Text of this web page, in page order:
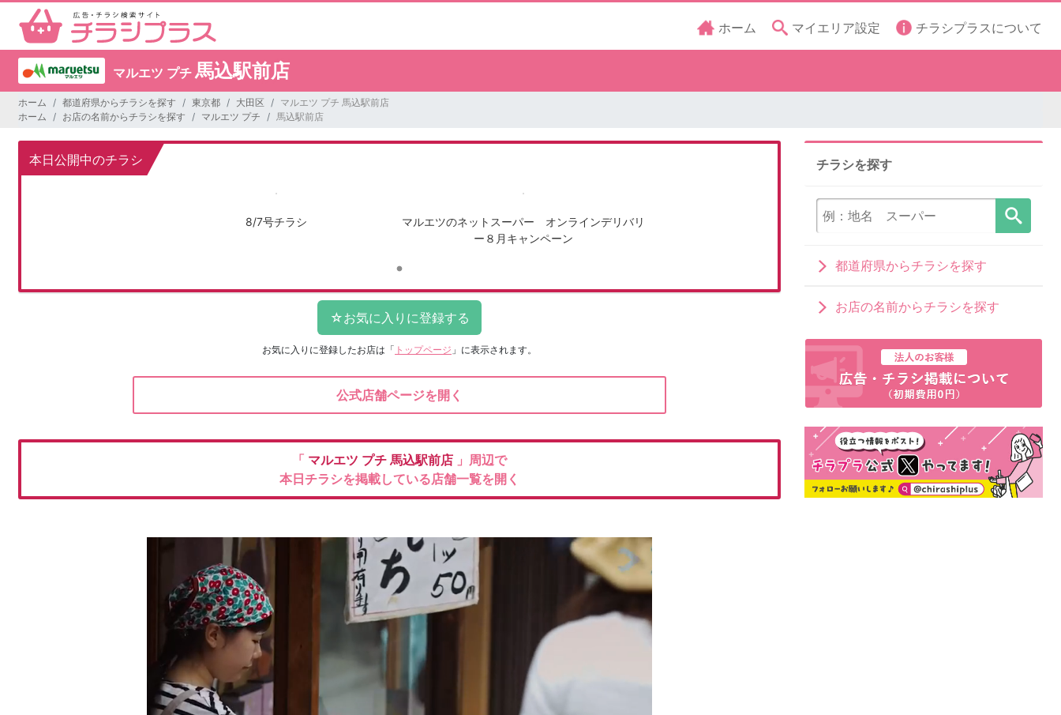
ホーム マイエリア設定 チラシプラスについて
マルエツ プチ 馬込駅前店
ホーム 都道府県からチラシを探す 東京都 大田区
マルエツ プチ 馬込駅前店
ホーム
お店の名前からチラシを探す マルエツ プチ 馬込駅前店
本日公開中のチラシ
8/7号チラシ
マルエツのネットスーパー オンラインデリバリ
ー８月キャンペーン
お気に入りに登録したお店は 「 トップページ 」に表示されます。
公式店舗ページを開く
「 マルエツ プチ 馬込駅前店 」周辺で
本日チラシを掲載している店舗一覧を開く
チラシを探す
都道府県からチラシを探す
お店の名前からチラシを探す